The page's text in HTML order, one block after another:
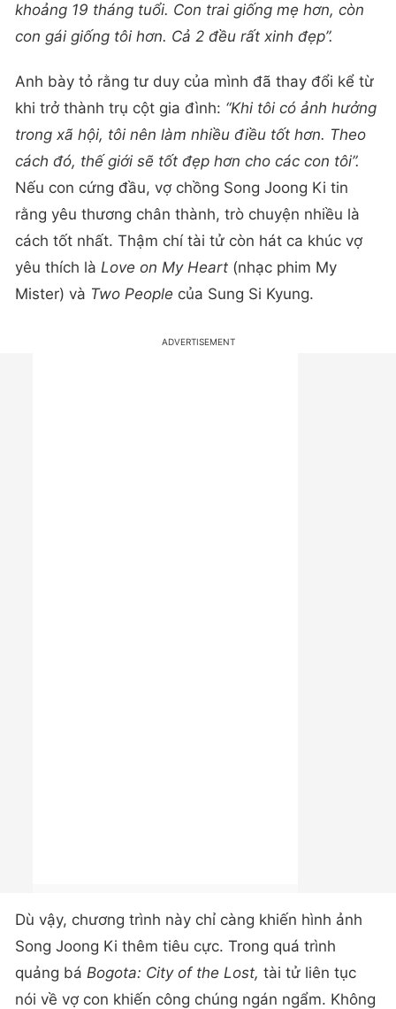
khoảng 19 tháng tuổi. Con trai giống mẹ hơn, còn
con gái giống tôi hơn. Cả 2 đều rất xinh đẹp”.
Anh bày tỏ rằng tư duy của mình đã thay đổi kể từ
khi trở thành trụ cột gia đình: “Khi tôi có ảnh hưởng
trong xã hội, tôi nên làm nhiều điều tốt hơn. Theo
cách đó, thế giới sẽ tốt đẹp hơn cho các con tôi”.
Nếu con cứng đầu, vợ chồng Song Joong Ki tin
rằng yêu thương chân thành, trò chuyện nhiều là
cách tốt nhất. Thậm chí tài tử còn hát ca khúc vợ
yêu thích là Love on My Heart (nhạc phim My
Mister) và Two People của Sung Si Kyung.
Dù vậy, chương trình này chỉ càng khiến hình ảnh
Song Joong Ki thêm tiêu cực. Trong quá trình
quảng bá Bogota: City of the Lost, tài tử liên tục
nói về vợ con khiến công chúng ngán ngẩm. Không